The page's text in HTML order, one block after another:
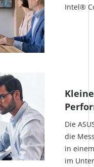
Intel®
Die
die
in
im